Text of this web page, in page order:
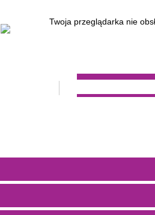
Twoja przeglądarka nie